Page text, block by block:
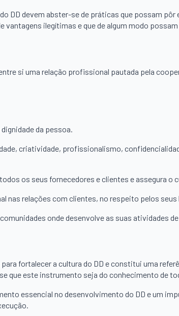
DD devem abster-se de práticas que possam
ilegítimas e que de algum modo
si uma relação profissional pautada pela
da pessoa.
criatividade, profissionalismo,
os seus fornecedores e clientes e assegura
nas relações com clientes, no respeito pelos
onde desenvolve as suas atividades
fortalecer a cultura do DD e constitui uma
que este instrumento seja do conhecimento de
essencial no desenvolvimento do DD e um